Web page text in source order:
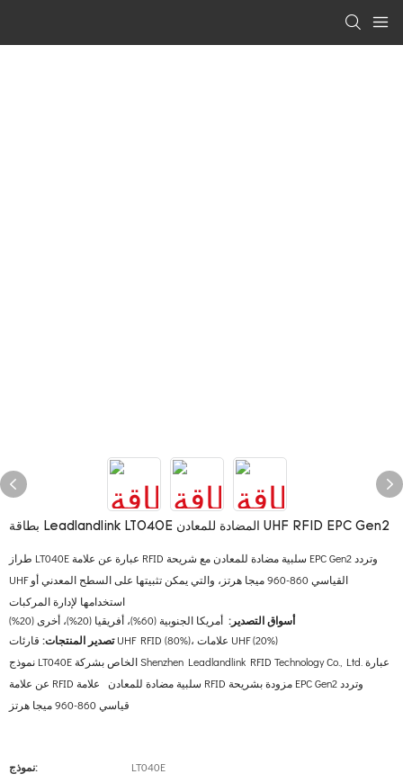
بطاقة Leadlandlink LT040E المضادة للمعادن UHF RFID EPC Gen2
طراز LT040E عبارة عن علامة RFID سلبية مضادة للمعادن مع شريحة EPC Gen2 وتردد
UHF القياسي 860-960 ميجا هرتز، والتي يمكن تثبيتها على السطح المعدني أو
أسواق التصدير: أمريكا الجنوبية (60%)، أفريقيا (20%)، أخرى (20%)
تصدير المنتجات:
قارئات UHF RFID (80%)، علامات UHF (20%)
نموذج LT040E الخاص بشركة Shenzhen Leadlandlink RFID Technology Co., Ltd. عبارة
عن علامة RFID سلبية مضادة للمعادن علامة RFID مزودة بشريحة EPC Gen2 وتردد
قياسي 860-960 ميجا هرتز
نموذج:
LT040E